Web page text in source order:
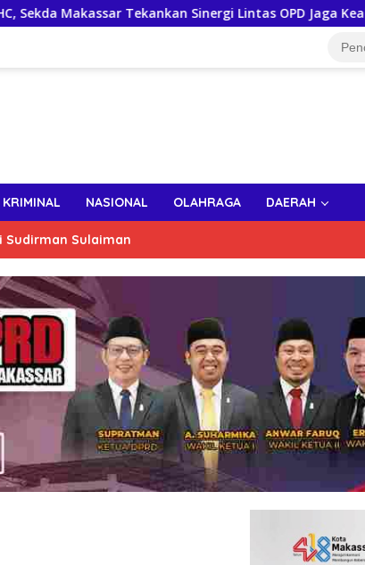
Tekankan Sinergi Lintas OPD Jaga Keaktifan Peserta JKN
KRIMINAL NASIONAL OLAHRAGA DAERAH
Sudirman Sulaiman